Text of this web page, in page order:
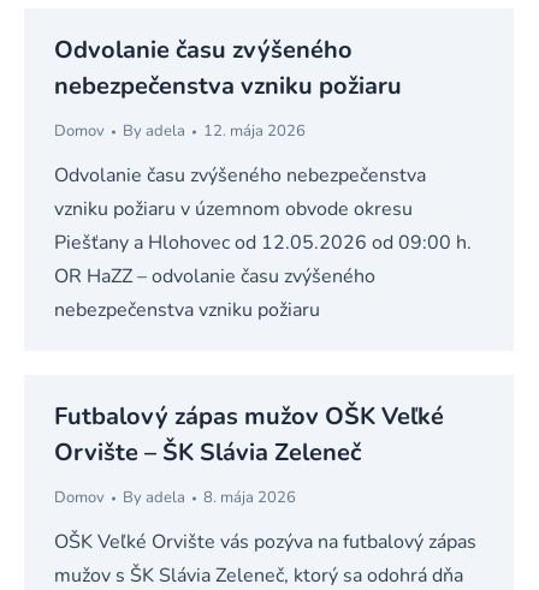
Odvolanie času zvýšeného
nebezpečenstva vzniku požiaru
Domov Byadela 12. mája 2026
Odvolanie času zvýšeného nebezpečenstva
vzniku požiaru v územnom obvode okresu
Piešťany a Hlohovec od 12.05.2026 od 09:00 h.
OR HaZZ – odvolanie času zvýšeného
nebezpečenstva vzniku požiaru
Futbalový zápas mužov OŠK Veľké
Orvište – ŠK Slávia Zeleneč
Domov Byadela 8. mája 2026
OŠK Veľké Orvište vás pozýva na futbalový zápas
mužov s ŠK Slávia Zeleneč, ktorý sa odohrá dňa